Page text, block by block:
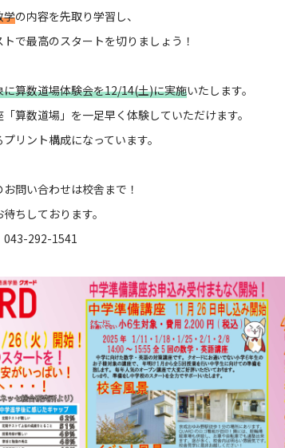
学の内容を先取り学習し、
で最高のスタートを切りましょう！
算数道場体験会を12/14(土)に実施いたします。
算数道場」を一足早く体験していただけます。
リント構成になっています。
問い合わせは校舎まで！
ちしております。
292-1541